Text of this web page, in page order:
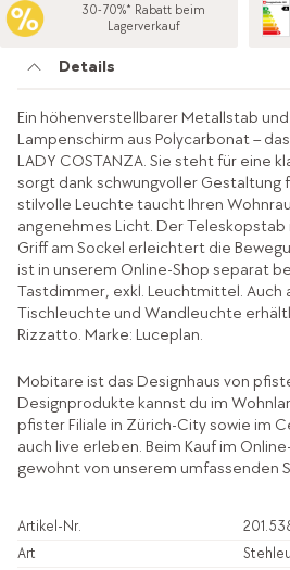
30-70%* Rabatt beim
Lagerverkauf
Details
Ein höhenverstellbarer Metallstab
Lampenschirm aus Polycarbonat –
LADY COSTANZA. Sie steht für eine
sorgt dank schwungvoller Gestaltung
stilvolle Leuchte taucht Ihren
angenehmes Licht. Der
Griff am Sockel erleichtert die
ist in unserem Online-Shop separat
Tastdimmer, exkl. Leuchtmittel. Auch
Tischleuchte und Wandleuchte
Rizzatto. Marke: Luceplan.
Mobitare ist das Designhaus von
Designprodukte kannst du im
pfister Filiale in Zürich-City sowie im
auch live erleben. Beim Kauf im
gewohnt von unserem umfassenden
Artikel-Nr.
Art